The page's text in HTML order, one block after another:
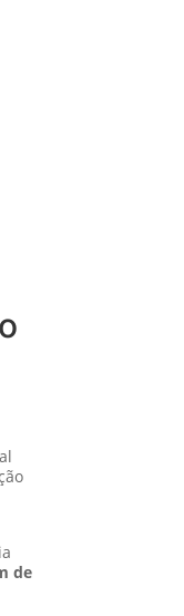
de